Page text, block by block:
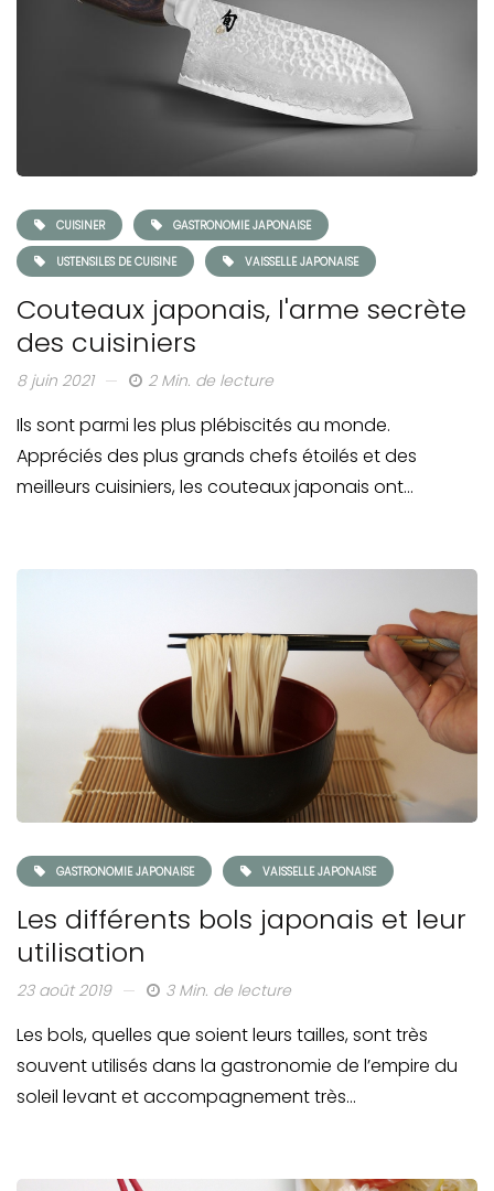
CUISINER GASTRONOMIE JAPONAISE
USTENSILES DE CUISINE VAISSELLE JAPONAISE
Couteaux japonais, l'arme secrète
des cuisiniers
8 juin 2021 2 Min. de lecture
Ils sont parmi les plus plébiscités au monde.
Appréciés des plus grands chefs étoilés et des
meilleurs cuisiniers, les couteaux japonais ont…
GASTRONOMIE JAPONAISE VAISSELLE JAPONAISE
Les différents bols japonais et leur
utilisation
23 août 2019 3 Min. de lecture
Les bols, quelles que soient leurs tailles, sont très
souvent utilisés dans la gastronomie de l’empire du
soleil levant et accompagnement très…